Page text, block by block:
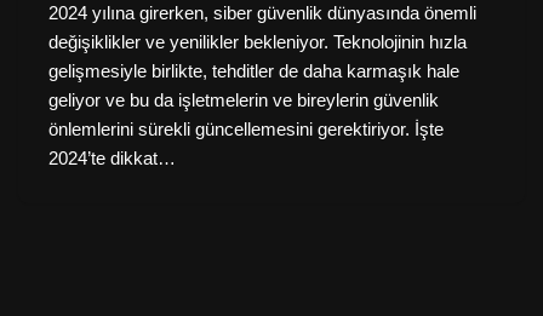
2024 yılına girerken, siber güvenlik dünyasında önemli
değişiklikler ve yenilikler bekleniyor. Teknolojinin hızla
gelişmesiyle birlikte, tehditler de daha karmaşık hale
geliyor ve bu da işletmelerin ve bireylerin güvenlik
önlemlerini sürekli güncellemesini gerektiriyor. İşte
2024’te dikkat…